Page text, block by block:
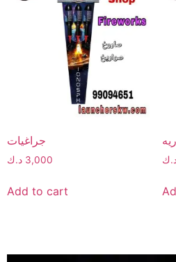
جراغيات
3,000 د.ك
Add to cart